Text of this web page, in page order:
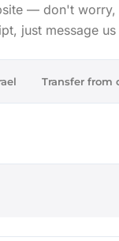
— don't
just message
Transfer from